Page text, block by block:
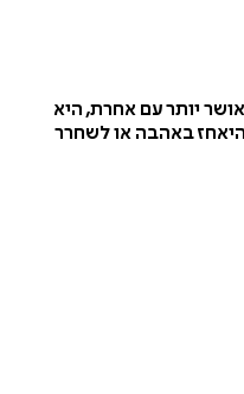
יותר עם אחרת, היא
באהבה או לשחרר